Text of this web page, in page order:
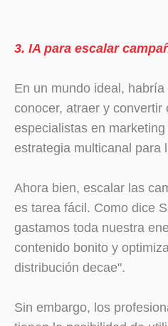
3. IA para escalar
En un mundo ideal,
conocer, atraer y
especialistas en
estrategia multicanal para
Ahora bien, escalar las
es tarea fácil. Como dice
gastamos toda nuestra
contenido bonito y
distribución decae".
Sin embargo, los